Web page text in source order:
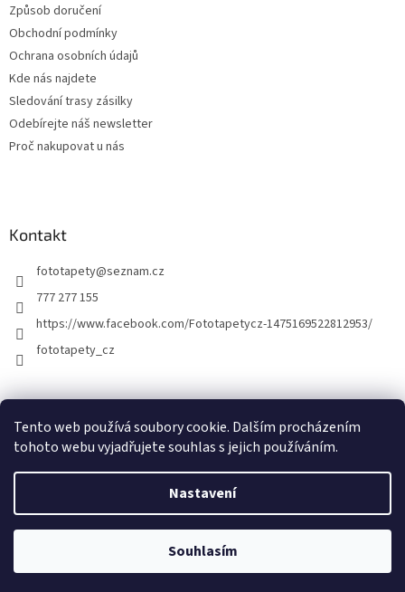
Tento web používá soubory cookie. Dalším procházením
tohoto webu vyjadřujete souhlas s jejich používáním.
Nastavení
Souhlasím
Způsob doručení
Obchodní podmínky
Ochrana osobních údajů
Kde nás najdete
Sledování trasy zásilky
Odebírejte náš newsletter
Proč nakupovat u nás
Kontakt
fototapety@seznam.cz
777 277 155
https://www.facebook.com/Fototapetycz-1475169522812953/
fototapety_cz
Vytvořil Shoptet
FOTOTAPETY.CZ. Všechna práva vyhrazena.